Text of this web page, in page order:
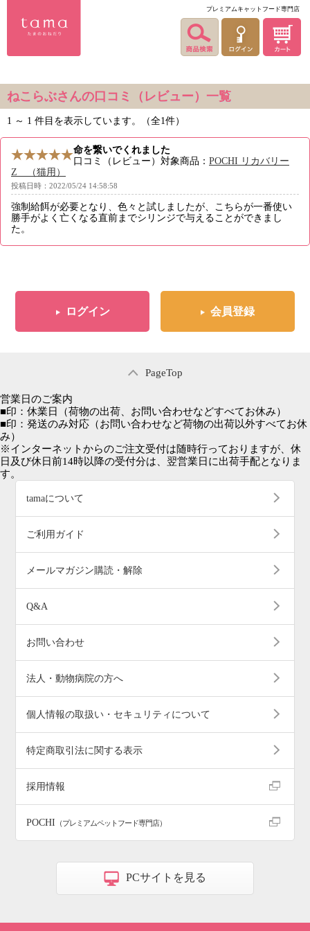
プレミアムキャットフード専門店
ねこらぶさんの口コミ（レビュー）一覧
1 ～ 1 件目を表示しています。（全1件）
命を繋いでくれました
口コミ（レビュー）対象商品： POCHI リカバリー
Z （猫用）
投稿日時：2022/05/24 14:58:58
強制給餌が必要となり、色々と試しましたが、こちらが一番使い
勝手がよく亡くなる直前までシリンジで与えることができまし
た。
ログイン 会員登録
PageTop
営業日のご案内
■印：休業日
（荷物の出荷、お問い合わせなどすべてお休み）
■印：発送のみ対応 （お問い合わせなど荷物の出荷以外すべてお休
み）
※インターネットからのご注文受付は随時行っておりますが、休
日及び休日前14時以降の受付分は、翌営業日に出荷手配となりま
す。
tamaについて
ご利用ガイド
メールマガジン購読・解除
Q&A
お問い合わせ
法人・動物病院の方へ
個人情報の取扱い・セキュリティについて
特定商取引法に関する表示
採用情報
POCHI （プレミアムペットフード専門店）
PCサイトを見る